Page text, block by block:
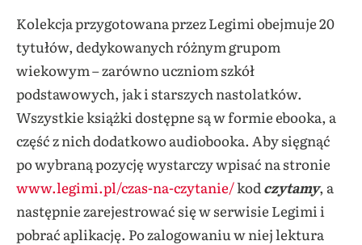
Kolekcja przygotowana przez Legimi obejmuje 20
tytułów, dedykowanych różnym grupom
wiekowym – zarówno uczniom szkół
podstawowych, jak i starszych nastolatków.
Wszystkie książki dostępne są w formie ebooka, a
część z nich dodatkowo audiobooka. Aby sięgnąć
po wybraną pozycję wystarczy wpisać na stronie
www.legimi.pl/czas-na-czytanie/kodczytamy, a
następnie zarejestrować się w serwisie Legimi i
pobrać aplikację. Po zalogowaniu w niej lektura